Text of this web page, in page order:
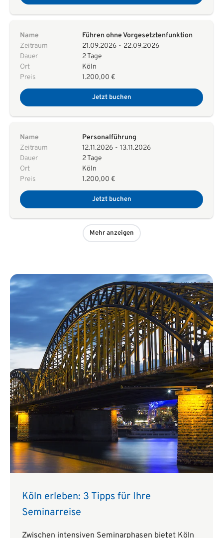
Name
Führen ohne Vorgesetztenfunktion
Zeitraum
21.09.2026 - 22.09.2026
Dauer
2 Tage
Ort
Köln
Preis
1.200,00 €
Jetzt buchen
Name
Personalführung
Zeitraum
12.11.2026 - 13.11.2026
Dauer
2 Tage
Ort
Köln
Preis
1.200,00 €
Jetzt buchen
Mehr anzeigen
Köln erleben: 3 Tipps für Ihre
Seminarreise
Zwischen intensiven Seminarphasen bietet Köln